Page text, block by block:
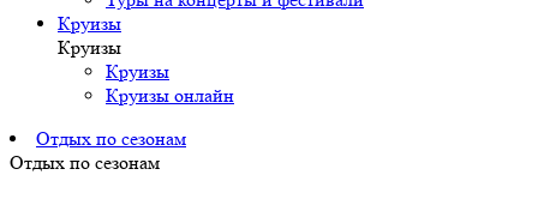
Круизы
Круизы
Круизы
Круизы онлайн
Отдых по сезонам
Отдых по сезонам